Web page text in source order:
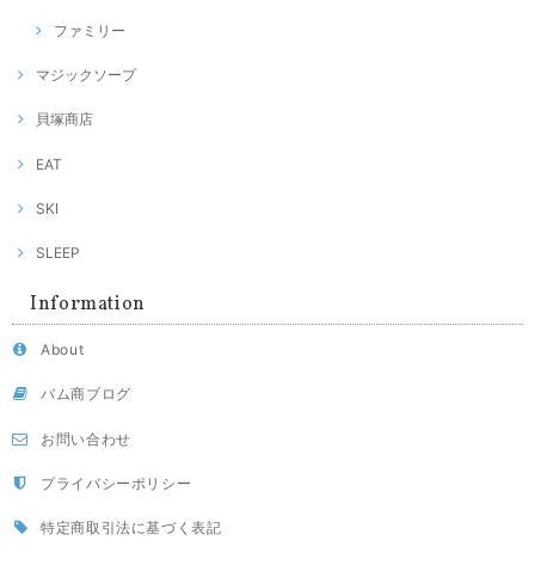
ファミリー
マジックソープ
貝塚商店
EAT
SKI
SLEEP
Information
About
バム商ブログ
お問い合わせ
プライバシーポリシー
特定商取引法に基づく表記